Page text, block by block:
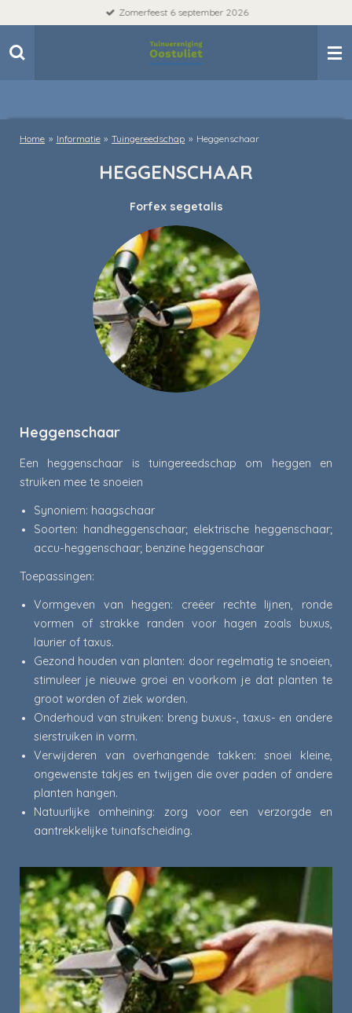
naar
hoofdinhoud
Zomerfeest 6 september 2026
Home » Informatie » Tuingereedschap » Heggenschaar
HEGGENSCHAAR
Forfex segetalis
Heggenschaar
Een heggenschaar is tuingereedschap om heggen en
struiken mee te snoeien
Synoniem: haagschaar
Soorten: handheggenschaar; elektrische heggenschaar;
accu-heggenschaar; benzine heggenschaar
Toepassingen:
Vormgeven van heggen: creëer rechte lijnen, ronde
vormen of strakke randen voor hagen zoals buxus,
laurier of taxus.
Gezond houden van planten: door regelmatig te snoeien,
stimuleer je nieuwe groei en voorkom je dat planten te
groot worden of ziek worden.
Onderhoud van struiken: breng buxus-, taxus- en andere
sierstruiken in vorm.
Verwijderen van overhangende takken: snoei kleine,
ongewenste takjes en twijgen die over paden of andere
planten hangen.
Natuurlijke omheining: zorg voor een verzorgde en
aantrekkelijke tuinafscheiding.